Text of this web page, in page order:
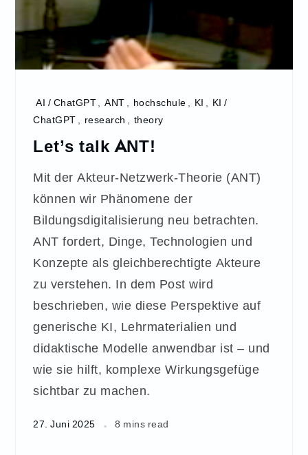
AI / ChatGPT ANT hochschule KI
KI /
ChatGPT
research theory
Let’s talk ANT!
Mit der Akteur-Netzwerk-Theorie (ANT)
können wir Phänomene der
Bildungsdigitalisierung neu betrachten.
ANT fordert, Dinge, Technologien und
Konzepte als gleichberechtigte Akteure
zu verstehen. In dem Post wird
beschrieben, wie diese Perspektive auf
generische KI, Lehrmaterialien und
didaktische Modelle anwendbar ist – und
wie sie hilft, komplexe Wirkungsgefüge
sichtbar zu machen.
27. Juni 2025 8 mins read